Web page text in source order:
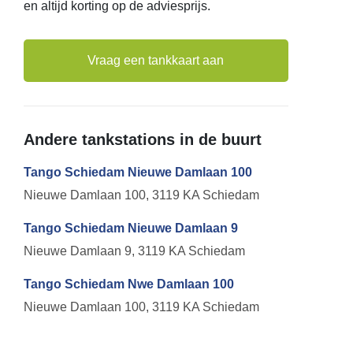
en altijd korting op de adviesprijs.
Vraag een tankkaart aan
Andere tankstations in de buurt
Tango Schiedam Nieuwe Damlaan 100
Nieuwe Damlaan 100, 3119 KA Schiedam
Tango Schiedam Nieuwe Damlaan 9
Nieuwe Damlaan 9, 3119 KA Schiedam
Tango Schiedam Nwe Damlaan 100
Nieuwe Damlaan 100, 3119 KA Schiedam